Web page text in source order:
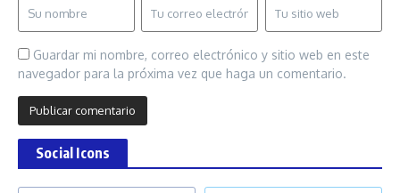
Guardar mi nombre, correo electrónico y sitio web en este
navegador para la próxima vez que haga un comentario.
Social Icons